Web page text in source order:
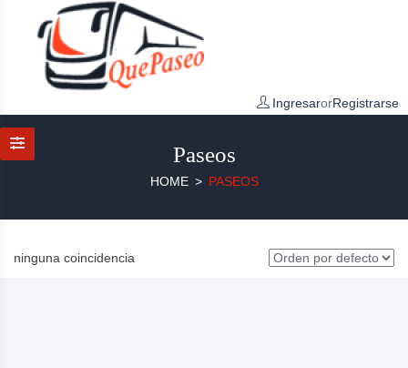
IngresarorRegistrarse
Paseos
HOME PASEOS
ninguna coincidencia